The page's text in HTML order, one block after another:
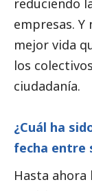
reduciendo
empresas. Y
mejor vida
los
ciudadanía.
¿Cuál ha
fecha entre
Hasta ahora